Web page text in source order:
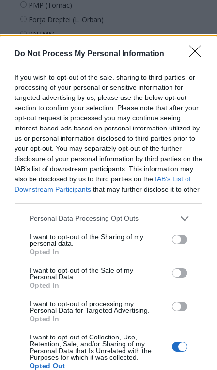
Do Not Process My Personal Information
If you wish to opt-out of the sale, sharing to third parties, or
processing of your personal or sensitive information for
targeted advertising by us, please use the below opt-out
section to confirm your selection. Please note that after your
opt-out request is processed you may continue seeing
interest-based ads based on personal information utilized by
us or personal information disclosed to third parties prior to
your opt-out. You may separately opt-out of the further
disclosure of your personal information by third parties on the
IAB’s list of downstream participants. This information may
also be disclosed by us to third parties on the IAB’s List of
Downstream Participants that may further disclose it to other
Personal Data Processing Opt Outs
I want to opt-out of the Sharing of my
personal data.
Opted In
I want to opt-out of the Sale of my
Personal Data.
Opted In
I want to opt-out of processing my
Personal Data for Targeted Advertising.
Opted In
I want to opt-out of Collection, Use,
Retention, Sale, and/or Sharing of my
Personal Data that Is Unrelated with the
Purposes for which it was collected.
Opted Out
PMP (Tomac)
Forța Dreptei (L. Orban)
PNȚMM
REPER
SOS (Șoșoacă)
POT (Gavrilă)
PACE (Peia)
Acțiunea Conservatoare (Târziu)
PDF (Lazarus)
PUSL (D. Voiculescu)
PNȚCD (Pavelescu)
PNCR (Terheș)
Partidul Patrioților (Surugiu)
România pe Primul Loc (Ponta)
Altul
Arată rezultatele